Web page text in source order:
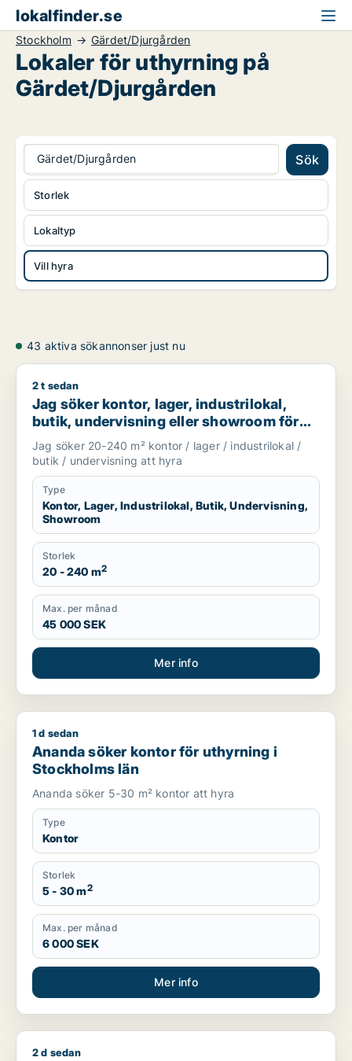
lokalfinder.se
Stockholm Gärdet/Djurgården
Lokaler för uthyrning på
Gärdet/Djurgården
Gärdet/Djurgården Sök
Lokaltyp
Vill hyra
Storlek
43 aktiva sökannonser just nu
Jag söker kontor, lager, industrilokal, butik, undervisning
2 t sedan
Jag söker kontor, lager, industrilokal,
butik, undervisning eller showroom för
uthyrning i Stockholm
Jag söker 20-240 m² kontor / lager / industrilokal /
butik / undervisning att hyra
Type
Kontor, Lager, Industrilokal, Butik, Undervisning,
Showroom
Storlek
20 - 240 m2
Max. per månad
45 000 SEK
Mer info
Ananda söker kontor för uthyrning i Stockholms län
1 d sedan
Ananda söker kontor för uthyrning i
Stockholms län
Ananda söker 5-30 m² kontor att hyra
Type
Kontor
Storlek
5 - 30 m2
Max. per månad
6 000 SEK
Mer info
Moe söker kontor, lager, industrilokal, butik, klinik,
2 d sedan